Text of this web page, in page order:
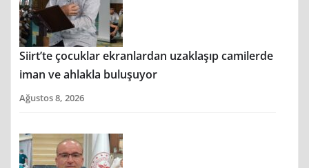
Siirt’te çocuklar ekranlardan uzaklaşıp camilerde
iman ve ahlakla buluşuyor
Ağustos 8, 2026